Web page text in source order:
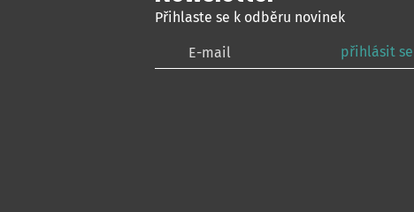
Přihlaste se k odběru novinek
přihlásit se